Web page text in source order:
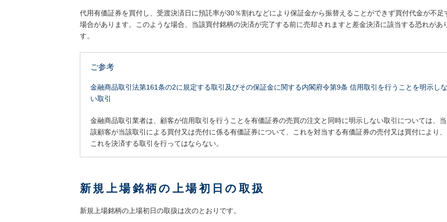
代用有価証券を買付し、受渡決済日に預託率が30％割れなどにより保証金から振替えることができず買付代金が不足
場合があります。このような場合、当該買付銘柄の決済が完了する前に売却されますと差金決済に該当する恐れがあ
す。
ご参考
金融商品取引法第161条の2に規定する取引及びその保証金に関する内閣府令第9条 信用取引を行うことを明示しな
い取引
金融商品取引業者は、顧客が信用取引を行うことを有価証券の売買の注文と同時に明示しない取引については、当
該顧客が当該取引による買付又は売付に係る有価証券について、これを対当する有価証券の売付又は買付により、
これを決済する取引を行ってはならない。
新規上場銘柄の上場初日の取扱
新規上場銘柄の上場初日の取扱は次のとおりです。